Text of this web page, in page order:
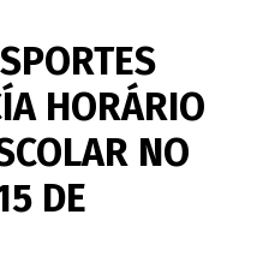
HORÁRIO
NO
DE